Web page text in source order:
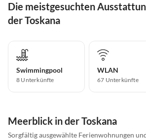
Die meistgesuchten
der Toskana
Swimmingpool
8 Unterkünfte
WLAN
67 Unterkünfte
Meerblick in der Toskana
Sorgfältig ausgewählte Ferienwohnungen